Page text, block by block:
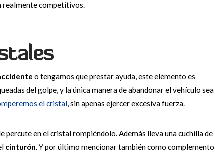
realmente competitivos.
o tengamos que prestar ayuda, este elemento es
del golpe, y la única manera de abandonar el vehículo sea
el cristal, sin apenas ejercer excesiva fuerza.
percute en el cristal rompiéndolo. Además lleva una cuchilla de
cinturón. Y por último mencionar también como complemento